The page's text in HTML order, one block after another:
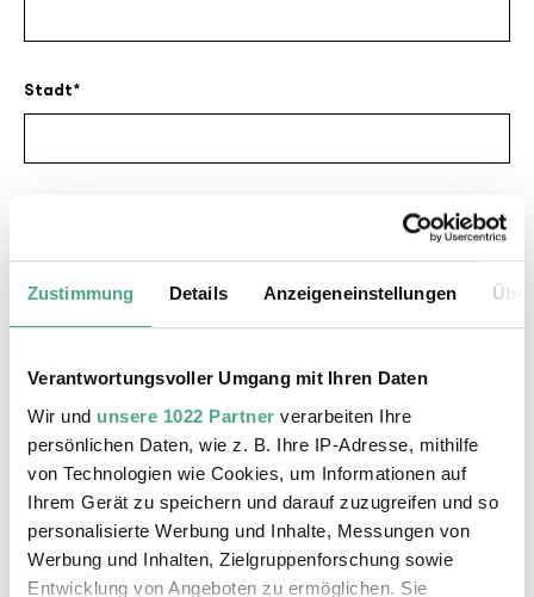
Zustimmung Details Anzeigeneinstellungen
Verantwortungsvoller Umgang mit Ihren Daten
Wir und unsere 1022 Partner verarbeiten Ihre
persönlichen Daten, wie z. B. Ihre IP-Adresse, mithilfe
von Technologien wie Cookies, um Informationen auf
Ihrem Gerät zu speichern und darauf zuzugreifen und so
personalisierte Werbung und Inhalte, Messungen von
Werbung und Inhalten, Zielgruppenforschung sowie
Entwicklung von Angeboten zu ermöglichen. Sie
Stadt
Telefon
Medium, Magazin, Zeitung